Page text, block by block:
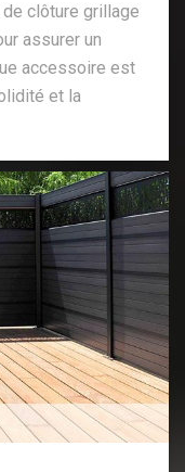
clôture grillage
assurer un
accessoire est
et la